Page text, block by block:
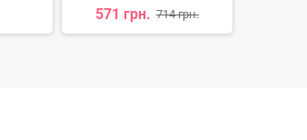
571 грн. 714 грн.